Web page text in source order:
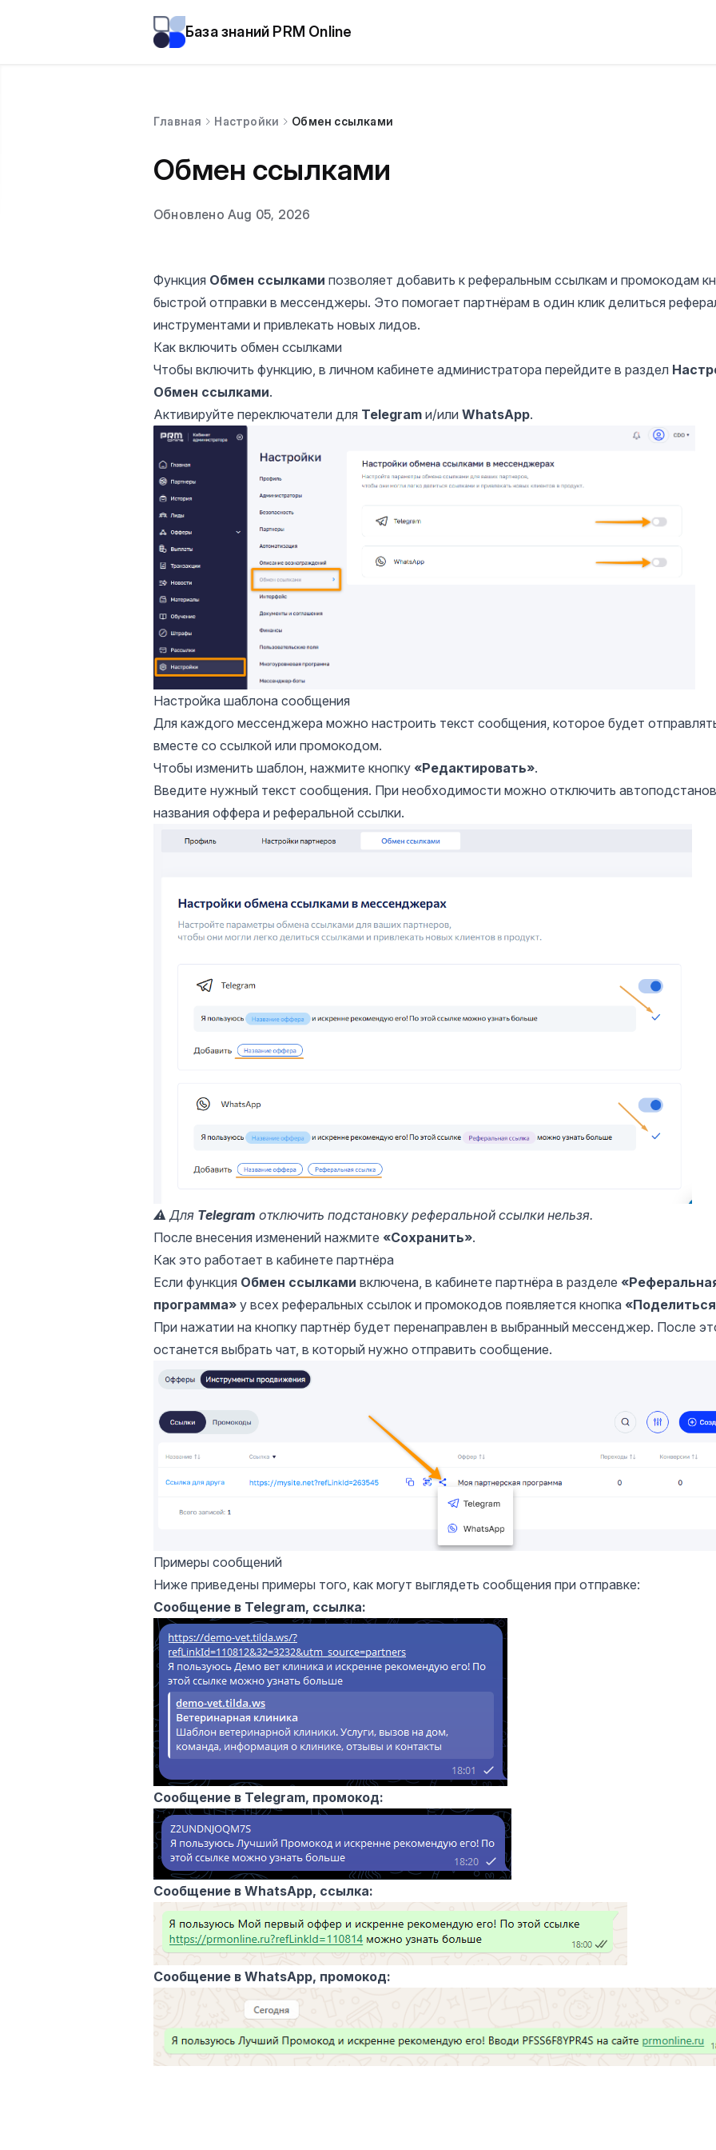
База знаний PRM Online
Главная Настройки Обмен ссылками
Обмен ссылками
Обновлено Aug 05, 2026
Функция Обмен ссылками позволяет добавить к реферальным ссылкам и промокодам
быстрой отправки в мессенджеры. Это помогает партнёрам в один клик делиться
инструментами и привлекать новых лидов.
Как включить обмен ссылками
Чтобы включить функцию, в личном кабинете администратора перейдите в раздел
Обмен ссылками.
Активируйте переключатели для Telegram и/или WhatsApp.
Настройка шаблона сообщения
Для каждого мессенджера можно настроить текст сообщения, которое будет
вместе со ссылкой или промокодом.
Чтобы изменить шаблон, нажмите кнопку «Редактировать».
Введите нужный текст сообщения. При необходимости можно отключить
названия оффера и реферальной ссылки.
⚠️ Для Telegram отключить подстановку реферальной ссылки нельзя.
После внесения изменений нажмите «Сохранить».
Как это работает в кабинете партнёра
Если функция Обмен ссылками включена, в кабинете партнёра в разделе
программа» у всех реферальных ссылок и промокодов появляется кнопка
При нажатии на кнопку партнёр будет перенаправлен в выбранный мессенджер. После
останется выбрать чат, в который нужно отправить сообщение.
Примеры сообщений
Ниже приведены примеры того, как могут выглядеть сообщения при отправке:
Сообщение в Telegram, ссылка:
Сообщение в Telegram, промокод:
Сообщение в WhatsApp, ссылка:
Сообщение в WhatsApp, промокод: